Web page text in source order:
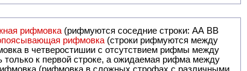
рифмовка (рифмуются соседние строки: AA ВВ
рифмовка (строки рифмуются между
в четверостишии с отсутствием рифмы между
только к первой строке, а ожидаемая рифма между